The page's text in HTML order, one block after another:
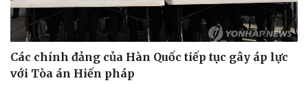
Dinh dưỡng - món ngon
Cây thuốc
Sản phụ khoa
Nhi khoa
Nam khoa
Làm đẹp - giảm cân
Nhà đẹp
Blog
Tình yêu - Gia đình
Các chính đảng của Hàn Quốc tiếp tục gây áp lực
với Tòa án Hiến pháp